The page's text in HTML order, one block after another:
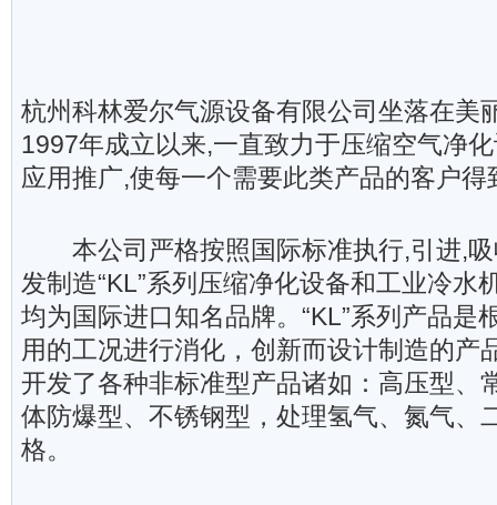
杭州科林爱尔气源设备有限公司坐落在美
1997年成立以来,一直致力于压缩空气净
应用推广,使每一个需要此类产品的客户得
本公司严格按照国际标准执行,引进,吸
发制造“KL”系列压缩净化设备和工业冷水
均为国际进口知名品牌。“KL”系列产品是
用的工况进行消化，创新而设计制造的产
开发了各种非标准型产品诸如：高压型、
体防爆型、不锈钢型，处理氢气、氮气、
格。